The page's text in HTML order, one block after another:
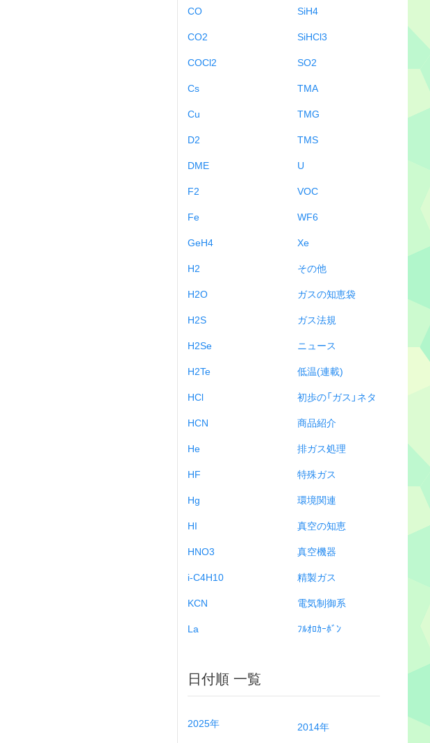
CO
CO2
COCl2
Cs
Cu
D2
DME
F2
Fe
GeH4
H2
H2O
H2S
H2Se
H2Te
HCl
HCN
He
HF
Hg
HI
HNO3
i-C4H10
KCN
La
SiH4
SiHCl3
SO2
TMA
TMG
TMS
U
VOC
WF6
Xe
その他
ガスの知恵袋
ガス法規
ニュース
低温(連載)
初歩の「ガス」ネタ
商品紹介
排ガス処理
特殊ガス
環境関連
真空の知恵
真空機器
精製ガス
電気制御系
ﾌﾙｵﾛｶｰﾎﾞﾝ
日付順 一覧
2025年
2014年